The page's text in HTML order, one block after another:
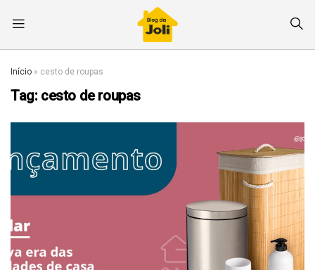
Início » cesto de roupas
Tag: cesto de roupas